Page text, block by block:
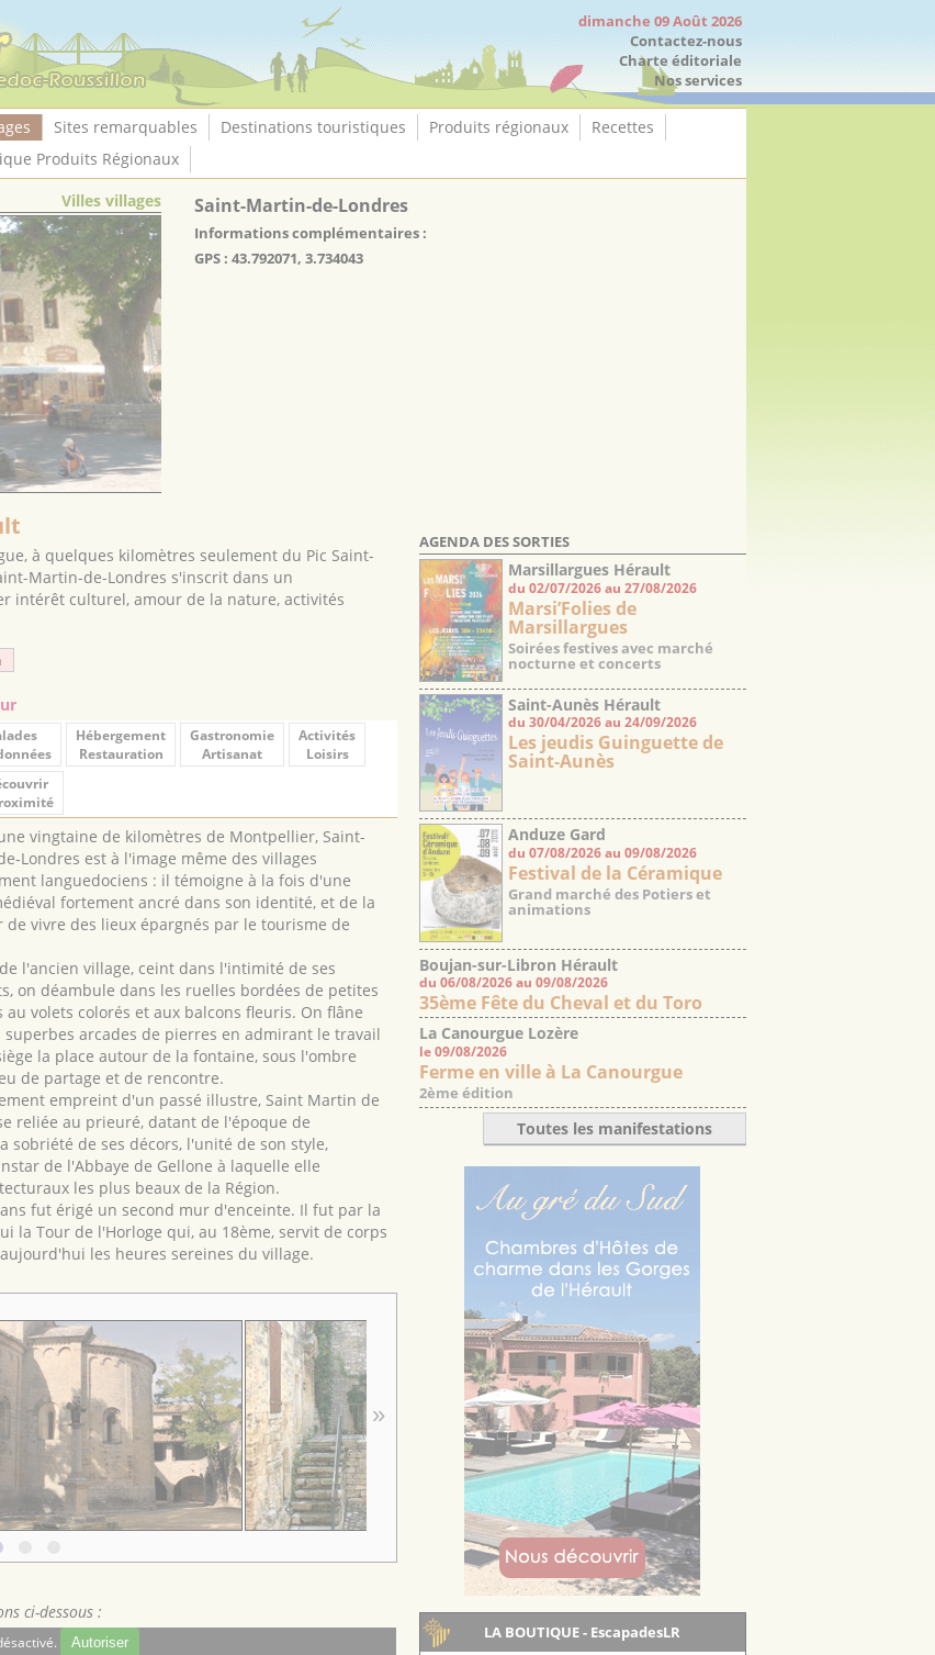
dimanche 09 Août 2026
Contactez-nous
Charte éditoriale
Nos services
Sites remarquables Destinations touristiques Produits régionaux
Recettes
Produits Régionaux
Villes villages
Saint-Martin-de-Londres
Informations complémentaires :
GPS : 43.792071, 3.734043
à quelques kilomètres seulement du Pic Saint-
Martin-de-Londres s'inscrit dans un
intérêt culturel, amour de la nature, activités
Hébergement
Restauration
Gastronomie
Artisanat
Activités
Loisirs
vingtaine de kilomètres de Montpellier, Saint-
Londres est à l'image même des villages
languedociens : il témoigne à la fois d'une
fortement ancré dans son identité, et de la
de vivre des lieux épargnés par le tourisme de
l'ancien village, ceint dans l'intimité de ses
on déambule dans les ruelles bordées de petites
au volets colorés et aux balcons fleuris. On flâne
superbes arcades de pierres en admirant le travail
la place autour de la fontaine, sous l'ombre
de partage et de rencontre.
empreint d'un passé illustre, Saint Martin de
reliée au prieuré, datant de l'époque de
sobriété de ses décors, l'unité de son style,
de l'Abbaye de Gellone à laquelle elle
les plus beaux de la Région.
fut érigé un second mur d'enceinte. Il fut par la
la Tour de l'Horloge qui, au 18ème, servit de corps
les heures sereines du village.
»
ci-dessous :
Autoriser
AGENDA DES SORTIES
Marsillargues Hérault
du 02/07/2026 au 27/08/2026
Marsi’Folies de
Marsillargues
Soirées festives avec marché
nocturne et concerts
Saint-Aunès Hérault
du 30/04/2026 au 24/09/2026
Les jeudis Guinguette de
Saint-Aunès
Anduze Gard
du 07/08/2026 au 09/08/2026
Festival de la Céramique
Grand marché des Potiers et
animations
Boujan-sur-Libron Hérault
du 06/08/2026 au 09/08/2026
35ème Fête du Cheval et du Toro
La Canourgue Lozère
le 09/08/2026
Ferme en ville à La Canourgue
2ème édition
Toutes les manifestations
LA BOUTIQUE - EscapadesLR